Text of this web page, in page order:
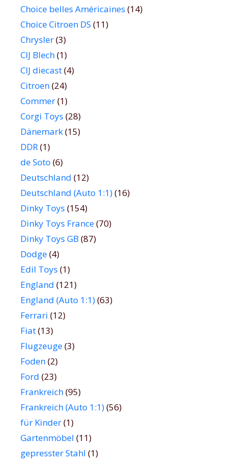
Choice belles Américaines (14)
Choice Citroen DS (11)
Chrysler(3)
CIJ Blech(1)
CIJ diecast(4)
Citroen(24)
Commer(1)
Corgi Toys (28)
Dänemark(15)
DDR(1)
de Soto (6)
Deutschland (12)
Deutschland (Auto 1:1)(16)
Dinky Toys (154)
Dinky Toys France(70)
Dinky Toys GB (87)
Dodge(4)
Edil Toys (1)
England (121)
England (Auto 1:1)(63)
Ferrari (12)
Fiat(13)
Flugzeuge(3)
Foden(2)
Ford (23)
Frankreich(95)
Frankreich (Auto 1:1)(56)
für Kinder(1)
Gartenmöbel (11)
gepresster Stahl (1)